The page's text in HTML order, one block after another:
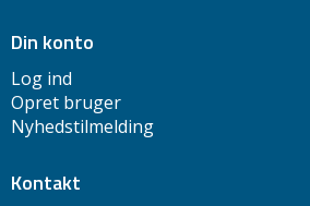
Din konto
Log ind
Opret bruger
Nyhedstilmelding
Kontakt